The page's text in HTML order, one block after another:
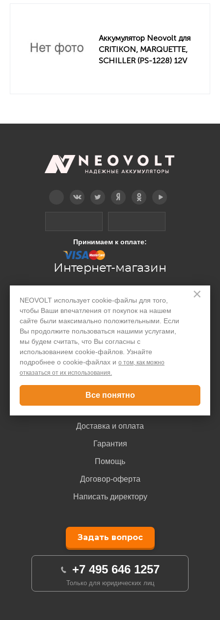
×
NEOVOLT использует cookie-файлы для того,
чтобы Ваши впечатления от покупок на нашем
сайте были максимально положительными. Если
Вы продолжите пользоваться нашими услугами,
мы будем считать, что Вы согласны с
использованием cookie-файлов. Узнайте
подробнее о cookie-файлах и о том, как можно
отказаться от их использования.
Все понятно
Аккумулятор Neovolt для
CRITIKON, MARQUETTE,
SCHILLER (PS-1228) 12V
Принимаем к оплате:
Интернет-магазин
Производство
Организациям
Акции и скидки
Блог
Контакты
Покупателю
Доставка и оплата
Гарантия
Помощь
Договор-оферта
Написать директору
Задать вопрос
+7 495 646 1257
Только для юридических лиц